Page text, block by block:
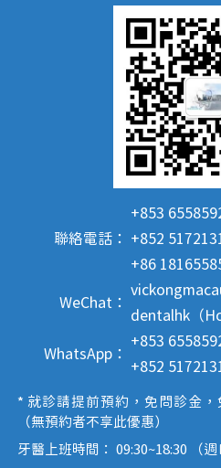
聯絡電話：
+853
+852
+86
WeChat：
dentalhk（
WhatsApp：
+853
+852
* 就診請提前預約，免問診金
（無預約者不享此優惠）
牙醫上班時間： 09:30~18:30 （